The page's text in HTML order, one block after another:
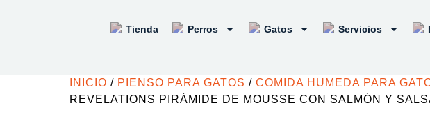
Tienda Perros Gatos Servicios
INICIO / PIENSO PARA GATOS / COMIDA HUMEDA PARA
REVELATIONS PIRÁMIDE DE MOUSSE CON SALMÓN Y